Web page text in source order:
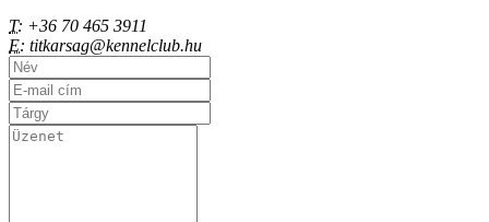
T: +36 70 465 3911
E: titkarsag@kennelclub.hu